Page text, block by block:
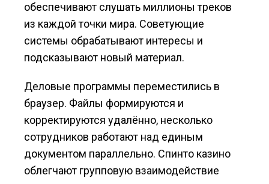
обеспечивают слушать миллионы треков
из каждой точки мира. Советующие
системы обрабатывают интересы и
подсказывают новый материал.
Деловые программы переместились в
браузер. Файлы формируются и
корректируются удалённо, несколько
сотрудников работают над единым
документом параллельно. Спинто казино
облегчают групповую взаимодействие